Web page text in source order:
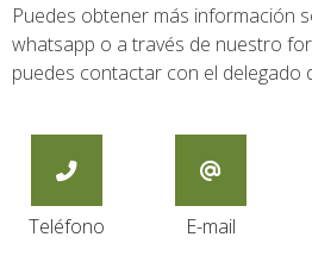
Puedes obtener más información
whatsapp o a través de nuestro
puedes contactar con el delegado
Teléfono E-mail